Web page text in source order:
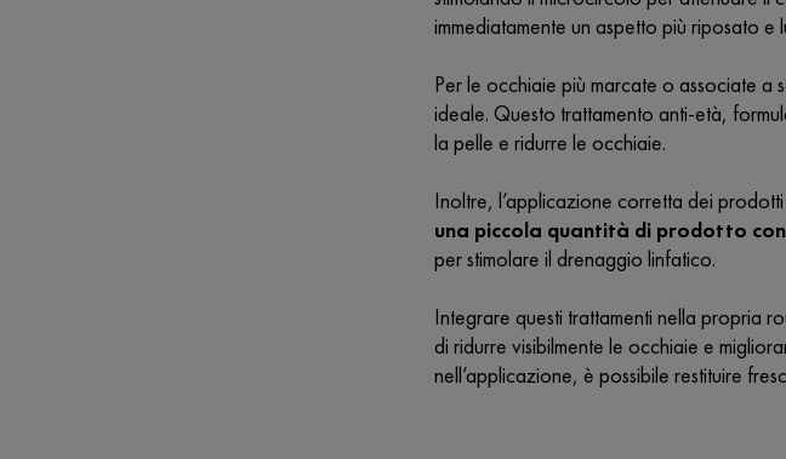
immediatamente un aspetto più riposato e
Per le occhiaie più marcate o associate a
ideale. Questo trattamento anti-età,
la pelle e ridurre le occhiaie.
Inoltre, l’applicazione corretta dei
una piccola quantità di prodotto
per stimolare il drenaggio linfatico.
Integrare questi trattamenti nella propria
di ridurre visibilmente le occhiaie e
nell’applicazione, è possibile restituire